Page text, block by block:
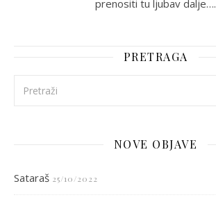
prenositi tu ljubav dalje….
PRETRAGA
NOVE OBJAVE
Sataraš 25/10/2022